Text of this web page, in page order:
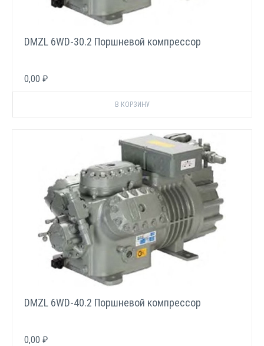
DMZL 6WD-30.2 Поршневой компрессор
0,00 ₽
DMZL 6WD-40.2 Поршневой компрессор
0,00 ₽